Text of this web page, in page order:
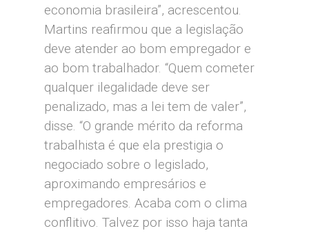
economia brasileira”, acrescentou.
Martins reafirmou que a legislação
deve atender ao bom empregador e
ao bom trabalhador. “Quem cometer
qualquer ilegalidade deve ser
penalizado, mas a lei tem de valer”,
disse. “O grande mérito da reforma
trabalhista é que ela prestigia o
negociado sobre o legislado,
aproximando empresários e
empregadores. Acaba com o clima
conflitivo. Talvez por isso haja tanta